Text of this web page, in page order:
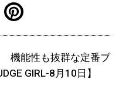
機能性も抜群な定番ブ
GIRL-8月10日】